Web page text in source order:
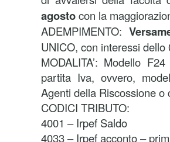
agostocon la
ADEMPIMENTO:
UNICO, con interessi dello
MODALITA’: Modello
partita Iva, ovvero,
Agenti della Riscossione
CODICI TRIBUTO:
4001 – Irpef Saldo
4033 – Irpef acconto –